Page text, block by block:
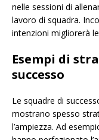
nelle sessioni di
lavoro di squadra.
intenzioni migliorerà
Esempi di
successo
Le squadre di
mostrano spesso
l’ampiezza. Ad